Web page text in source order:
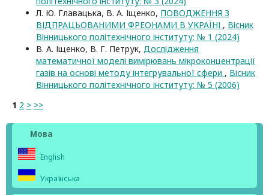
Л. Ю. Главацька, В. А. Іщенко, ПОВОДЖЕННЯ З
ВІДПРАЦЬОВАНИМИ ФРЕОНАМИ В УКРАЇНІ , Вісник
Вінницького політехнічного інституту: № 1 (2024)
В. А. Іщенко, В. Г. Петрук, Дослідження
математичної моделі вимірювань мікроконцентрації
газів на основі методу інтегрувальної сфери , Вісник
Вінницького політехнічного інституту: № 5 (2006)
1 2 > >>
Мова
English
Українська